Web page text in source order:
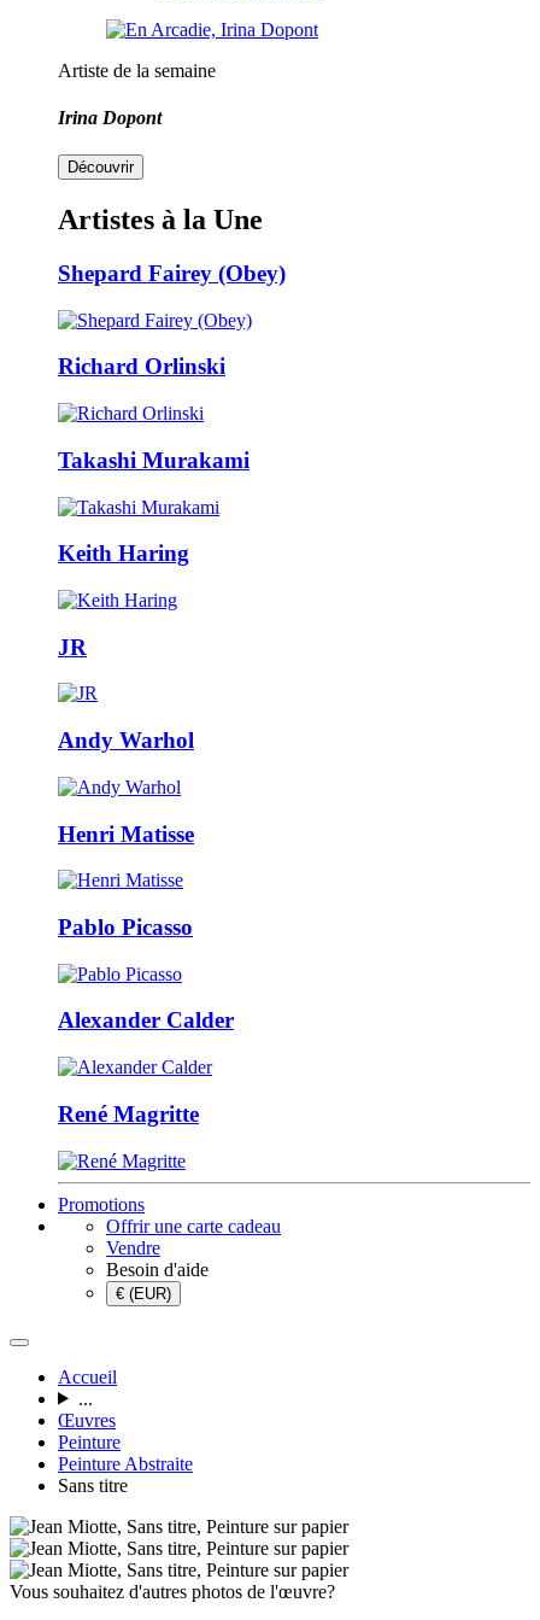
Artiste de la semaine
Irina Dopont
Découvrir
Artistes à la Une
Shepard Fairey (Obey)
Richard Orlinski
Takashi Murakami
Keith Haring
JR
Andy Warhol
Henri Matisse
Pablo Picasso
Alexander Calder
René Magritte
Promotions
Offrir une carte cadeau
Vendre
Besoin d'aide
€ (EUR)
Accueil
...
Œuvres
Peinture
Peinture Abstraite
Sans titre
Vous souhaitez d'autres photos de l'œuvre?